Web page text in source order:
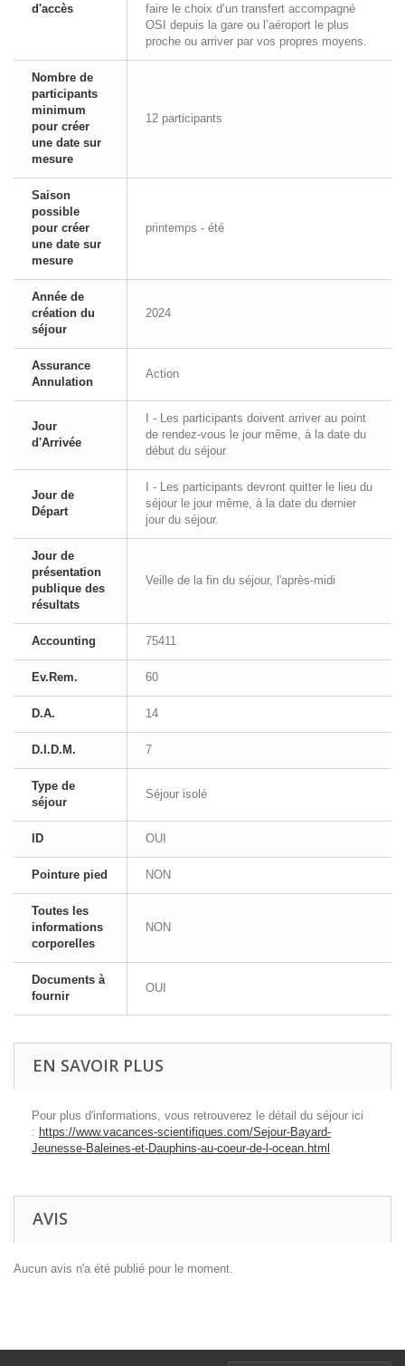
d'accès
faire le choix d’un transfert accompagné
OSI depuis la gare ou l’aéroport le plus
proche ou arriver par vos propres moyens.
Nombre de
participants
minimum
pour créer
une date sur
mesure
12 participants
Saison
possible
pour créer
une date sur
mesure
printemps - été
Année de
création du
séjour
2024
Assurance
Annulation
Action
Jour
d'Arrivée
I - Les participants doivent arriver au point
de rendez-vous le jour même, à la date du
début du séjour.
Jour de
Départ
I - Les participants devront quitter le lieu du
séjour le jour même, à la date du dernier
jour du séjour.
Jour de
présentation
publique des
résultats
Veille de la fin du séjour, l'après-midi
Accounting 75411
Ev.Rem. 60
D.A. 14
D.I.D.M. 7
Type de
séjour
Séjour isolé
ID OUI
Pointure pied NON
Toutes les
informations
corporelles
NON
Documents à
fournir
OUI
EN SAVOIR PLUS
Pour plus d'informations, vous retrouverez le détail du séjour ici
: https://www.vacances-scientifiques.com/Sejour-Bayard-
Jeunesse-Baleines-et-Dauphins-au-coeur-de-l-ocean.html
AVIS
Aucun avis n'a été publié pour le moment.